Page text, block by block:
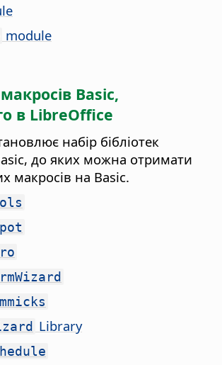
module
Basic,
в LibreOffice
набір бібліотек
до яких можна отримати
макросів на Basic.
Library